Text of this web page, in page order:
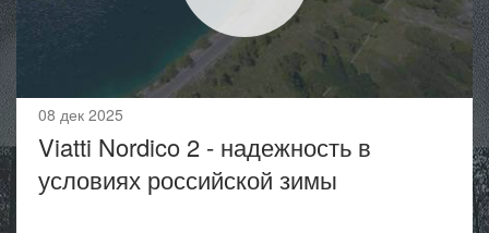
08 дек 2025
Viatti Nordico 2 - надежность в
условиях российской зимы